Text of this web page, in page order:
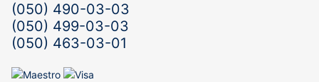
(050) 490-03-03
(050) 499-03-03
(050) 463-03-01